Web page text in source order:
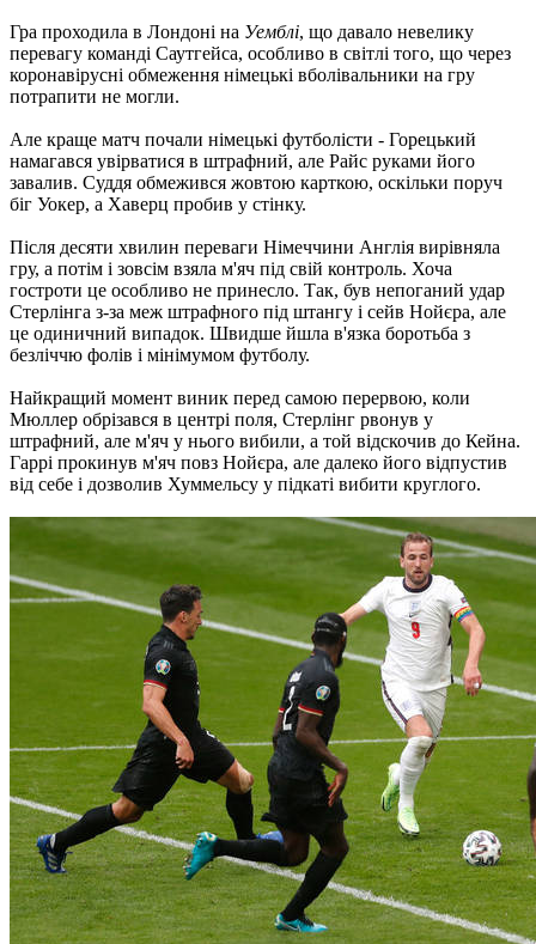
Гра проходила в Лондоні на Уемблі, що давало невелику
перевагу команді Саутгейса, особливо в світлі того, що через
коронавірусні обмеження німецькі вболівальники на гру
потрапити не могли.
Але краще матч почали німецькі футболісти - Горецький
намагався увірватися в штрафний, але Райс руками його
завалив. Суддя обмежився жовтою карткою, оскільки поруч
біг Уокер, а Хаверц пробив у стінку.
Після десяти хвилин переваги Німеччини Англія вирівняла
гру, а потім і зовсім взяла м'яч під свій контроль. Хоча
гостроти це особливо не принесло. Так, був непоганий удар
Стерлінга з-за меж штрафного під штангу і сейв Нойєра, але
це одиничний випадок. Швидше йшла в'язка боротьба з
безліччю фолів і мінімумом футболу.
Найкращий момент виник перед самою перервою, коли
Мюллер обрізався в центрі поля, Стерлінг рвонув у
штрафний, але м'яч у нього вибили, а той відскочив до Кейна.
Гаррі прокинув м'яч повз Нойєра, але далеко його відпустив
від себе і дозволив Хуммельсу у підкаті вибити круглого.